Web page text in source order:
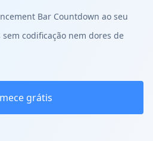
Bar Countdown ao seu
codificação nem dores de
grátis